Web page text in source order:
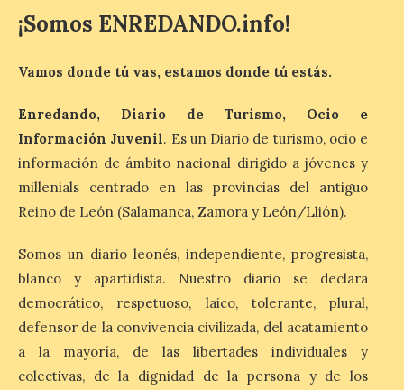
minerales, rocas y fósiles de Castilla y
León’, podrá visitarse hasta finales del
La Bañeza inicia sus
fiestas con el pregón a
cargo de Arturo Martínez
Matilla
El Ayuntamiento de La
Bañeza designa a Arturo
Martínez Matilla como
pregonero de las Fiestas
sábado 8 de agosto a las 21,00 horas en el
teatro municipal de La Bañeza. El
comunicador astorgano Arturo Martínez
Matilla, […]
¡Somos ENREDANDO.info!
Vamos donde tú vas, estamos donde tú estás.
Enredando, Diario de Turismo, Ocio e
Información Juvenil. Es un Diario de turismo, ocio e
información de ámbito nacional dirigido a jóvenes y
millenials centrado en las provincias del antiguo
Reino de León (Salamanca, Zamora y León/Llión).
Somos un diario leonés, independiente, progresista,
blanco y apartidista. Nuestro diario se declara
democrático, respetuoso, laico, tolerante, plural,
defensor de la convivencia civilizada, del acatamiento
a la mayoría, de las libertades individuales y
colectivas, de la dignidad de la persona y de los